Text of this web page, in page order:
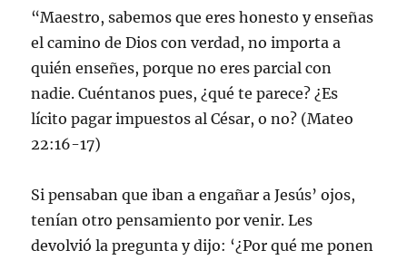
“Maestro, sabemos que eres honesto y enseñas
el camino de Dios con verdad, no importa a
quién enseñes, porque no eres parcial con
nadie. Cuéntanos pues, ¿qué te parece? ¿Es
lícito pagar impuestos al César, o no? (Mateo
22:16-17)
Si pensaban que iban a engañar a Jesús’ ojos,
tenían otro pensamiento por venir. Les
devolvió la pregunta y dijo: ‘¿Por qué me ponen